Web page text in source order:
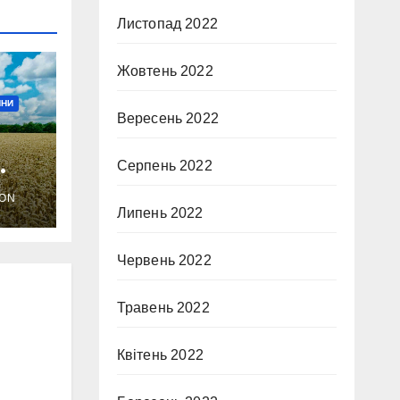
Листопад 2022
Жовтень 2022
Вересень 2022
Серпень 2022
Липень 2022
Червень 2022
Травень 2022
Квітень 2022